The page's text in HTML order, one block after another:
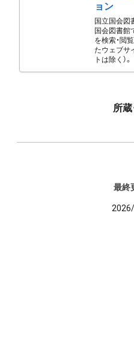
ョン
国立国会図
国会図書館
を検索・閲
たウェブサ
トは除く）。
所蔵
最終